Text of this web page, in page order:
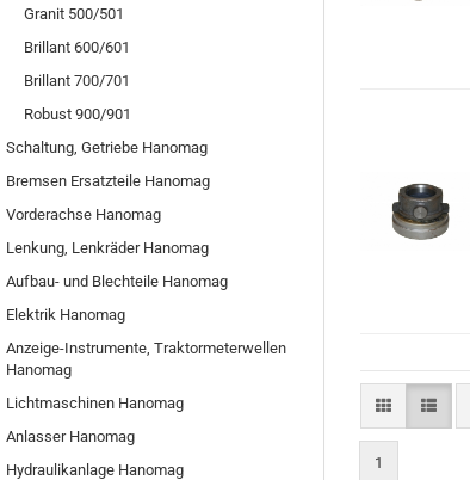
1
Granit 500/501
Brillant 600/601
Brillant 700/701
Robust 900/901
Schaltung, Getriebe Hanomag
Bremsen Ersatzteile Hanomag
Vorderachse Hanomag
Lenkung, Lenkräder Hanomag
Aufbau- und Blechteile Hanomag
Elektrik Hanomag
Anzeige-Instrumente, Traktormeterwellen
Hanomag
Lichtmaschinen Hanomag
Anlasser Hanomag
Hydraulikanlage Hanomag